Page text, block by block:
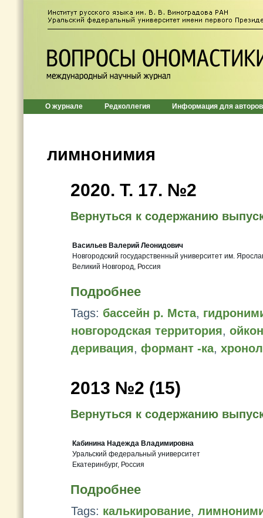
О журнале Редколлегия Информация для авторов
лимнонимия
2020. Т. 17. №2
Вернуться к содержанию
Васильев Валерий Леонидович
Новгородский государственный университет им.
Великий Новгород, Россия
Подробнее
Tags: бассейн р. Мста,
новгородская территория,
деривация, формант -ка,
2013 №2 (15)
Вернуться к содержанию
Кабинина Надежда Владимировна
Уральский федеральный университет
Екатеринбург, Россия
Подробнее
Tags: калькирование,